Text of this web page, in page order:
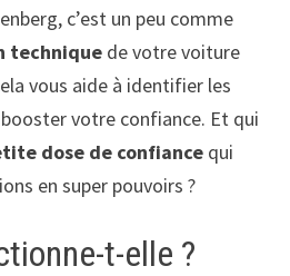
c’est un peu comme
techniquede votre voiture
vous aide à identifier les
votre confiance. Et qui
dose de confiancequi
en super pouvoirs ?
t-elle ?